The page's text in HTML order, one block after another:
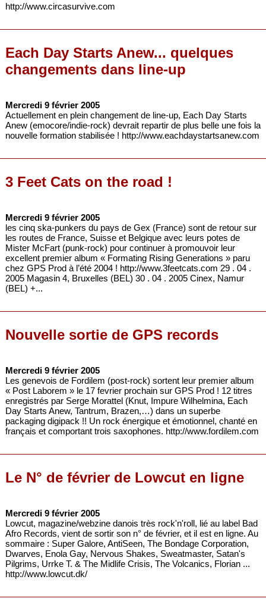
http://www.circasurvive.com
Each Day Starts Anew... quelques
changements dans line-up
Mercredi 9 février 2005
Actuellement en plein changement de line-up, Each Day Starts
Anew (emocore/indie-rock) devrait repartir de plus belle une fois la
nouvelle formation stabilisée ! http://www.eachdaystartsanew.com
3 Feet Cats on the road !
Mercredi 9 février 2005
les cinq ska-punkers du pays de Gex (France) sont de retour sur
les routes de France, Suisse et Belgique avec leurs potes de
Mister McFart (punk-rock) pour continuer à promouvoir leur
excellent premier album « Formating Rising Generations » paru
chez GPS Prod à l’été 2004 ! http://www.3feetcats.com 29 . 04 .
2005 Magasin 4, Bruxelles (BEL) 30 . 04 . 2005 Cinex, Namur
(BEL) +...
Nouvelle sortie de GPS records
Mercredi 9 février 2005
Les genevois de Fordilem (post-rock) sortent leur premier album
« Post Laborem » le 17 fevrier prochain sur GPS Prod ! 12 titres
enregistrés par Serge Morattel (Knut, Impure Wilhelmina, Each
Day Starts Anew, Tantrum, Brazen,…) dans un superbe
packaging digipack !! Un rock énergique et émotionnel, chanté en
français et comportant trois saxophones. http://www.fordilem.com
Le N° de février de Lowcut en ligne
Mercredi 9 février 2005
Lowcut, magazine/webzine danois très rock'n'roll, lié au label Bad
Afro Records, vient de sortir son n° de février, et il est en ligne. Au
sommaire : Super Galore, AntiSeen, The Bondage Corporation,
Dwarves, Enola Gay, Nervous Shakes, Sweatmaster, Satan's
Pilgrims, Urrke T. & The Midlife Crisis, The Volcanics, Florian ...
http://www.lowcut.dk/